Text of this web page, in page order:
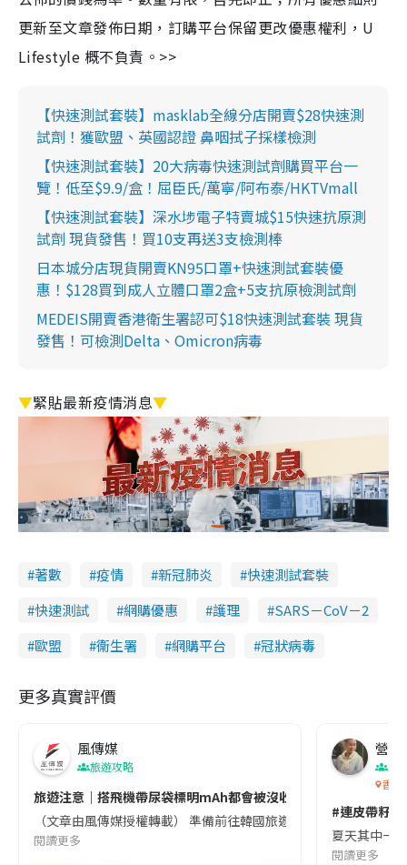
更新至文章發佈日期，訂購平台保留更改優惠權利，U
Lifestyle 概不負責。>>
【快速測試套裝】masklab全線分店開賣$28快速測
試劑！獲歐盟、英國認證 鼻咽拭子採樣檢測
【快速測試套裝】20大病毒快速測試劑購買平台一
覽！低至$9.9/盒！屈臣氏/萬寧/阿布泰/HKTVmall
【快速測試套裝】深水埗電子特賣城$15快速抗原測
試劑 現貨發售！買10支再送3支檢測棒
日本城分店現貨開賣KN95口罩+快速測試套裝優
惠！$128買到成人立體口罩2盒+5支抗原檢測試劑
MEDEIS開賣香港衛生署認可$18快速測試套裝 現貨
發售！可檢測Delta、Omicron病毒
▼緊貼最新疫情消息▼
著數 疫情 新冠肺炎
快速測試套裝
快速測試
網購優惠 護理
SARS－CoV－2
歐盟
衞生署 網購平台 冠狀病毒
更多真實評價
風傳媒
旅遊攻略
旅遊注意｜搭飛機帶尿袋標明mAh都會被沒收😱出發前切記檢查
（文章由風傳媒授權轉載） 準備前往韓國旅遊的民眾，近期要
閱讀更多
營養
香港
#連皮帶籽
夏天其中一
閱讀更多